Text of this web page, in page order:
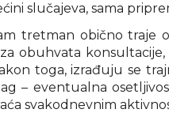
slučajeva, sama
tretman obično traje
obuhvata
toga, izrađuju se
– eventualna
svakodnevnim